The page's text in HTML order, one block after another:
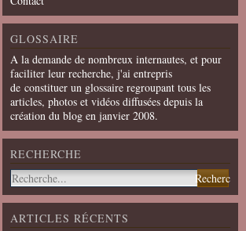
GLOSSAIRE
A la demande de nombreux internautes, et pour
faciliter leur recherche, j'ai entrepris
de constituer un glossaire regroupant tous les
articles, photos et vidéos diffusées depuis la
création du blog en janvier 2008.
RECHERCHE
ARTICLES RÉCENTS